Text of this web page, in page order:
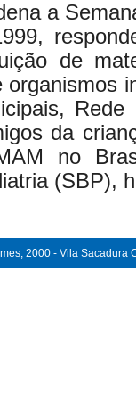
a
de
da
no
(SBP),
2000 - Vila